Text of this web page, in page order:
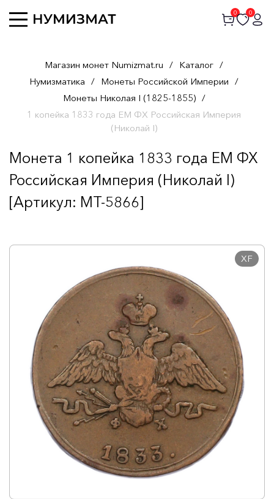
0 0
Магазин монет Numizmat.ru / Каталог /
Нумизматика / Монеты Российской Империи /
Монеты Николая I (1825-1855) /
1 копейка 1833 года ЕМ ФХ Российская Империя
(Николай I)
Монета 1 копейка 1833 года ЕМ ФХ
Российская Империя (Николай I)
[Артикул: MT-5866]
XF